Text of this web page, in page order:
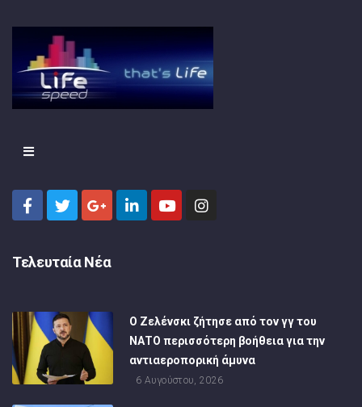
Τελευταία Νέα
Ο Ζελένσκι ζήτησε από τον γγ του
ΝΑΤΟ περισσότερη βοήθεια για την
αντιαεροπορική άμυνα
6 Αυγούστου, 2026